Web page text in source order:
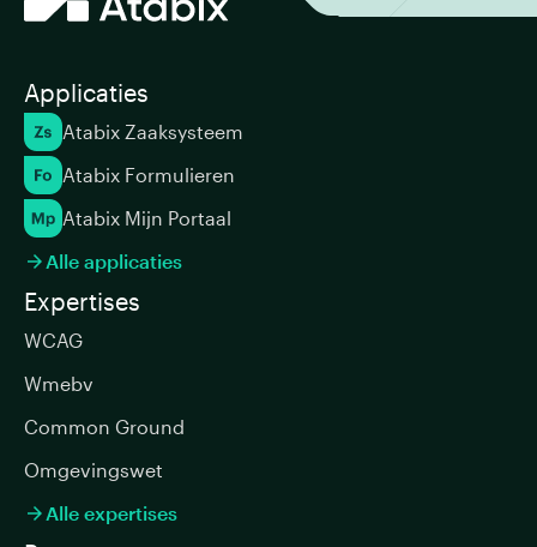
Applicaties
Atabix Zaaksysteem
Atabix Formulieren
Atabix Mijn Portaal
 Alle applicaties
Expertises
WCAG
Wmebv
Common Ground
Omgevingswet
 Alle expertises